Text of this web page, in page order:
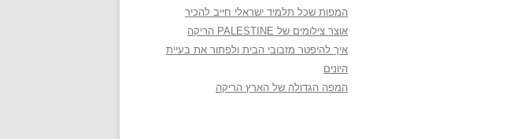
המפות שכל תלמיד ישראלי חייב להכיר
אוצר צילומים של PALESTINE הריקה
איך להיפטר מזבובי הבית ולפתור את בעיית
היונים
המפה הגדולה של הארץ הריקה